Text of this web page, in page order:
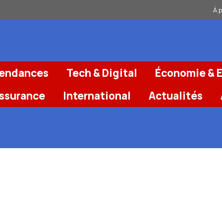
À
Tech & Digital
Économie &
International Actualités